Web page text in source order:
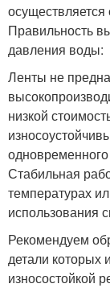
Правильность
давления воды:
Ленты не
низкой
одновременного
Стабильная
температурах
использования
Рекомендуем
детали которых
износостойкой